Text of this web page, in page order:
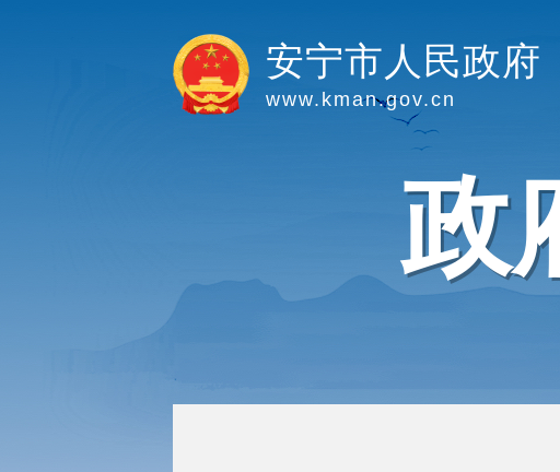
安宁市人民政府
www.kman.gov.cn
政